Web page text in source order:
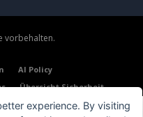
vorbehalten.
AI Policy
Übersicht Sicherheit
experience. By visiting